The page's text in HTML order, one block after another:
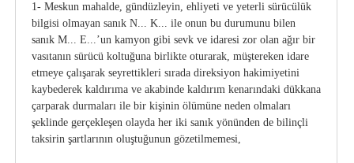
1- Meskun mahalde, gündüzleyin, ehliyeti ve yeterli sürücülük
bilgisi olmayan sanık N... K... ile onun bu durumunu bilen
sanık M... E...’un kamyon gibi sevk ve idaresi zor olan ağır bir
vasıtanın sürücü koltuğuna birlikte oturarak, müştereken idare
etmeye çalışarak seyrettikleri sırada direksiyon hakimiyetini
kaybederek kaldırıma ve akabinde kaldırım kenarındaki dükkana
çarparak durmaları ile bir kişinin ölümüne neden olmaları
şeklinde gerçekleşen olayda her iki sanık yönünden de bilinçli
taksirin şartlarının oluştuğunun gözetilmemesi,